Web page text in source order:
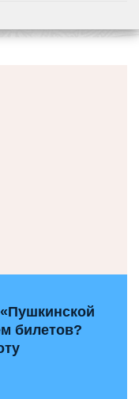
билетов?